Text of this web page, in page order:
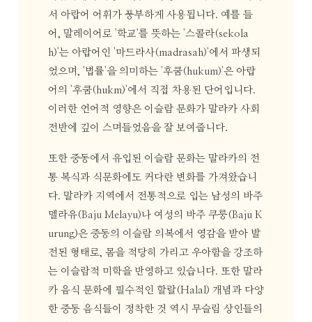
서 아랍어 어휘가 풍부하게 사용됩니다. 예를 들
어, 말레이어로 '학교'를 뜻하는 '스콜라(sekola
h)'는 아랍어인 '마드라사(madrasah)'에서 파생되
었으며, '법률'을 의미하는 '후쿰(hukum)'은 아랍
어의 '후쿰(hukm)'에서 직접 차용된 단어입니다.
이러한 언어적 영향은 이슬람 문화가 말라카 사회
전반에 깊이 스며들었음을 잘 보여줍니다.
또한 중동에서 유입된 이슬람 문화는 말라카의 전
통 복식과 식문화에도 커다란 변화를 가져왔습니
다. 말라카 지역에서 전통적으로 입는 남성의 바주
멜라유(Baju Melayu)나 여성의 바주 쿠룽(Baju K
urung)은 중동의 이슬람 의복에서 영감을 받아 발
전된 형태로, 몸을 적당히 가리고 우아함을 강조하
는 이슬람적 미학을 반영하고 있습니다. 또한 말라
카 음식 문화에 필수적인 할랄(Halal) 개념과 다양
한 중동 음식들이 정착한 것 역시 무슬림 상인들의